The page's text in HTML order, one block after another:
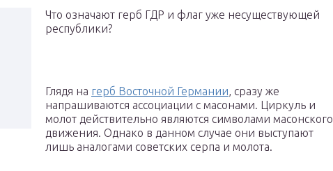
Что означают герб ГДР и флаг уже несуществующей
республики?
Глядя на герб Восточной Германии, сразу же
напрашиваются ассоциации с масонами. Циркуль и
молот действительно являются символами масонского
движения. Однако в данном случае они выступают
лишь аналогами советских серпа и молота.